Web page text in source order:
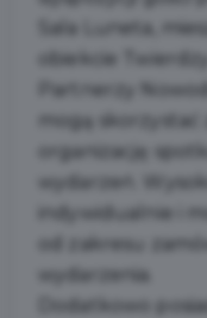
Sala Luneta,
obiekcie
Partnerzy
mogą
organizację
wydarzeń.
indywidualnie i
od zakresu
wydarzenia.
Dodatkowo